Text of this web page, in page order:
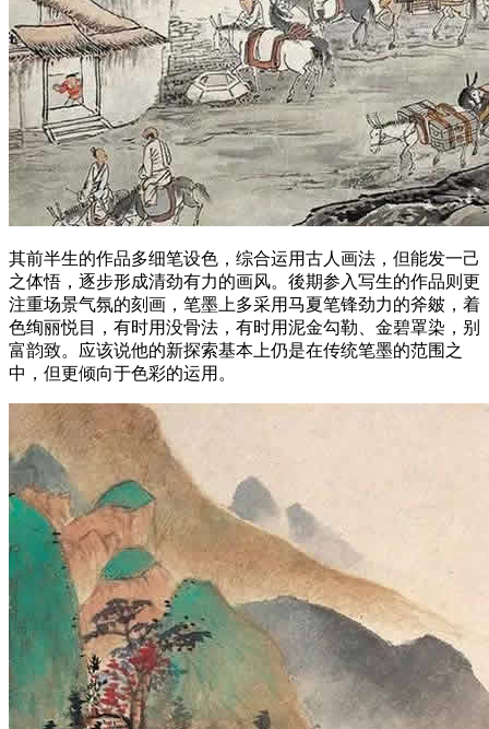
其前半生的作品多细笔设色，综合运用古人画法，但能发一己
之体悟，逐步形成清劲有力的画风。後期参入写生的作品则更
注重场景气氛的刻画，笔墨上多采用马夏笔锋劲力的斧皴，着
色绚丽悦目，有时用没骨法，有时用泥金勾勒、金碧罩染，别
富韵致。应该说他的新探索基本上仍是在传统笔墨的范围之
中，但更倾向于色彩的运用。